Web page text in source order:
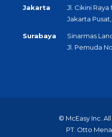
Jakarta
Jl. Cikini Raya
Jakarta
Surabaya
Sinarmas
Jl. Pemuda
© McEasy Inc.
PT. Otto